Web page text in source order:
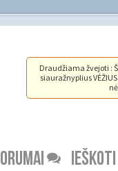
Draudžiama žvejoti :
siauražnyplius
IEŠKOTI